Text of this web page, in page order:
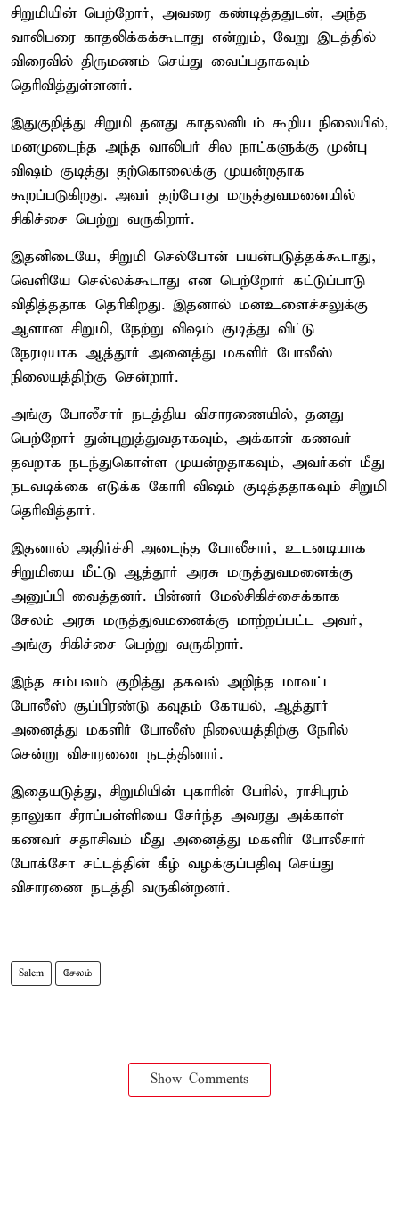
சிறுமியின் பெற்றோர், அவரை கண்டித்ததுடன், அந்த
வாலிபரை காதலிக்கக்கூடாது என்றும், வேறு இடத்தில்
விரைவில் திருமணம் செய்து வைப்பதாகவும்
தெரிவித்துள்ளனர்.
இதுகுறித்து சிறுமி தனது காதலனிடம் கூறிய நிலையில்,
மனமுடைந்த அந்த வாலிபர் சில நாட்களுக்கு முன்பு
விஷம் குடித்து தற்கொலைக்கு முயன்றதாக
கூறப்படுகிறது. அவர் தற்போது மருத்துவமனையில்
சிகிச்சை பெற்று வருகிறார்.
இதனிடையே, சிறுமி செல்போன் பயன்படுத்தக்கூடாது,
வெளியே செல்லக்கூடாது என பெற்றோர் கட்டுப்பாடு
விதித்ததாக தெரிகிறது. இதனால் மனஉளைச்சலுக்கு
ஆளான சிறுமி, நேற்று விஷம் குடித்து விட்டு
நேரடியாக ஆத்தூர் அனைத்து மகளிர் போலீஸ்
நிலையத்திற்கு சென்றார்.
அங்கு போலீசார் நடத்திய விசாரணையில், தனது
பெற்றோர் துன்புறுத்துவதாகவும், அக்காள் கணவர்
தவறாக நடந்துகொள்ள முயன்றதாகவும், அவர்கள் மீது
நடவடிக்கை எடுக்க கோரி விஷம் குடித்ததாகவும் சிறுமி
தெரிவித்தார்.
இதனால் அதிர்ச்சி அடைந்த போலீசார், உடனடியாக
சிறுமியை மீட்டு ஆத்தூர் அரசு மருத்துவமனைக்கு
அனுப்பி வைத்தனர். பின்னர் மேல்சிகிச்சைக்காக
சேலம் அரசு மருத்துவமனைக்கு மாற்றப்பட்ட அவர்,
அங்கு சிகிச்சை பெற்று வருகிறார்.
இந்த சம்பவம் குறித்து தகவல் அறிந்த மாவட்ட
போலீஸ் சூப்பிரண்டு கவுதம் கோயல், ஆத்தூர்
அனைத்து மகளிர் போலீஸ் நிலையத்திற்கு நேரில்
சென்று விசாரணை நடத்தினார்.
இதையடுத்து, சிறுமியின் புகாரின் பேரில், ராசிபுரம்
தாலுகா சீராப்பள்ளியை சேர்ந்த அவரது அக்காள்
கணவர் சதாசிவம் மீது அனைத்து மகளிர் போலீசார்
போக்சோ சட்டத்தின் கீழ் வழக்குப்பதிவு செய்து
விசாரணை நடத்தி வருகின்றனர்.
Salem சேலம்
Show Comments